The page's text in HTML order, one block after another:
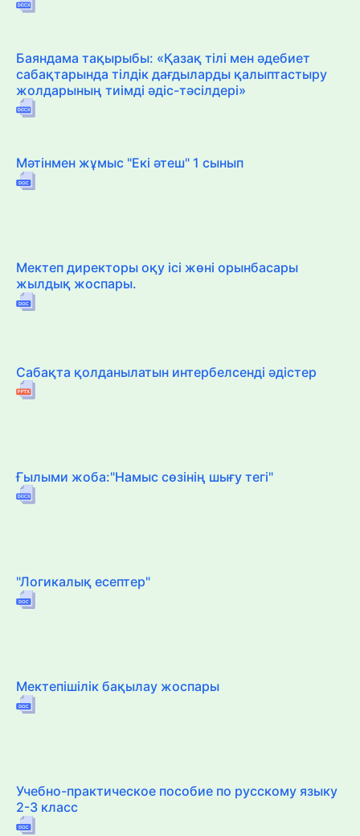
Баяндама тақырыбы: «Қазақ тілі мен әдебиет
сабақтарында тілдік дағдыларды қалыптастыру
жолдарының тиімді әдіс-тәсілдері»
Мәтінмен жұмыс "Екі әтеш" 1 сынып
Мектеп директоры оқу ісі жөні орынбасары
жылдық жоспары.
Сабақта қолданылатын интербелсенді әдістер
Ғылыми жоба:"Намыс сөзінің шығу тегі"
"Логикалық есептер"
Мектепішілік бақылау жоспары
Учебно-практическое пособие по русскому языку
2-3 класс